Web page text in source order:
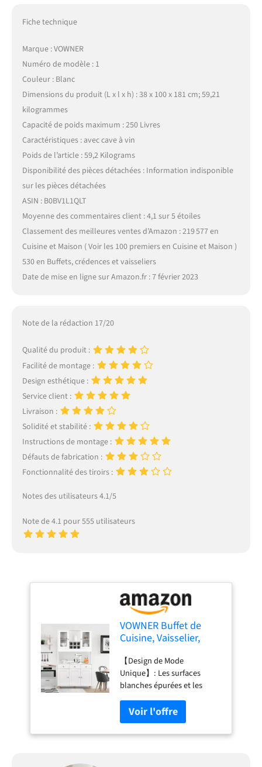
Fiche technique
Marque : VOWNER
Numéro de modèle : 1
Couleur : Blanc
Dimensions du produit (L x l x h) : 38 x 100 x 181 cm; 59,21
kilogrammes
Capacité de poids maximum : 250 Livres
Caractéristiques : avec cave à vin
Poids de l’article : 59,2 Kilograms
Disponibilité des pièces détachées : Information indisponible
sur les pièces détachées
ASIN : B0BV1L1QLT
Moyenne des commentaires client : 4,1 sur 5 étoiles
Classement des meilleures ventes d’Amazon : 219 577 en
Cuisine et Maison ( Voir les 100 premiers en Cuisine et Maison )
530 en Buffets, crédences et vaisseliers
Date de mise en ligne sur Amazon.fr : 7 février 2023
Note de la rédaction 17/20
Qualité du produit :
Facilité de montage :
Design esthétique :
Service client :
Livraison :
Solidité et stabilité :
Instructions de montage :
Défauts de fabrication :
Fonctionnalité des tiroirs :
Notes des utilisateurs 4.1/5
Note de 4.1 pour 555 utilisateurs
VOWNER Buffet de
Cuisine, Vaisselier,
Buffet Salon
Rangement, 5 Étagères
Réglables, 5 Placards,
100 x 38 x 181 cm, MDF
(Blanc)
【Design de Mode
Unique】: Les surfaces
blanches épurées et les
élégantes poignées dorées
créent un meuble de cuisine
autonome moderne et chic,
dégageant un air de